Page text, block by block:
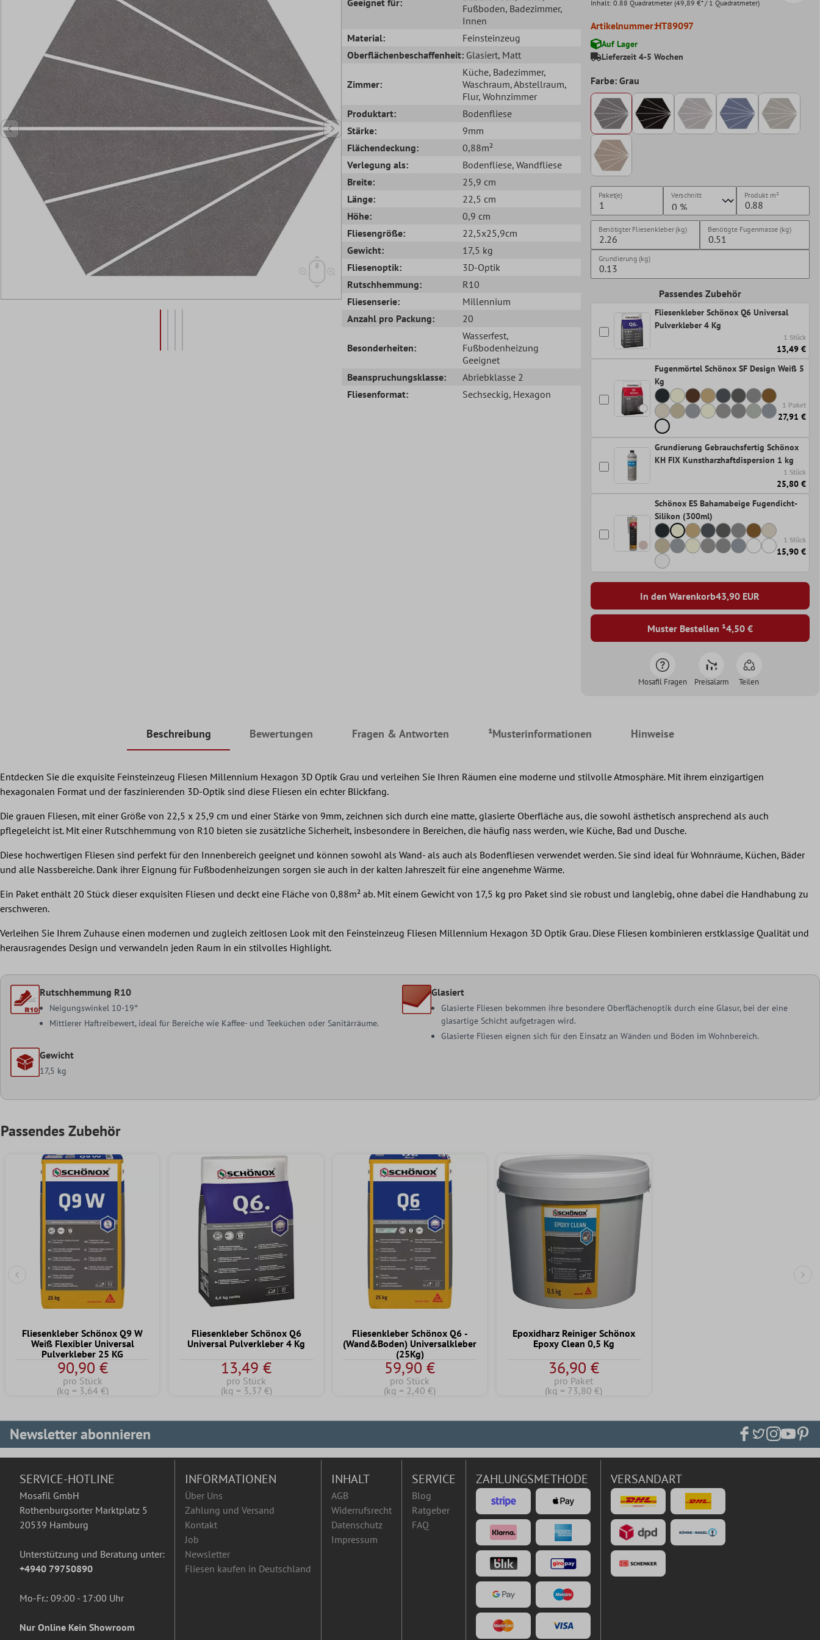
Fußboden, Badezimmer,
Innen
Material:
Feinsteinzeug
Oberflächenbeschaffenheit: Glasiert, Matt
Zimmer:
Küche, Badezimmer,
Waschraum, Abstellraum,
Flur, Wohnzimmer
Produktart:
Bodenfliese
Stärke:
9mm
Flächendeckung:
0,88m²
Verlegung als:
Bodenfliese, Wandfliese
Breite:
25,9 cm
Länge:
22,5 cm
Höhe:
0,9 cm
Fliesengröße:
22,5x25,9cm
Gewicht:
17,5 kg
Fliesenoptik:
3D-Optik
Rutschhemmung:
R10
Fliesenserie:
Millennium
Anzahl pro Packung:
20
Besonderheiten:
Wasserfest,
Fußbodenheizung
Geeignet
Beanspruchungsklasse:
Abriebklasse 2
Fliesenformat:
Sechseckig, Hexagon
Inhalt: 0.88 Quadratmeter (49,89 €* / 1 Quadratmeter)
Artikelnummer:HT89097
Auf Lager
Lieferzeit 4-5 Wochen
Farbe: Grau
Paket(e) Verschnitt Produkt m²
Benötigter Fliesenkleber (kg) Benötigte Fugenmasse (kg)
Grundierung (kg)
Passendes Zubehör
Fliesenkleber Schönox Q6 Universal
Pulverkleber 4 Kg
1 Stück
13,49 €
Fugenmörtel Schönox SF Design Weiß 5
Kg
1 Paket
27,91 €
Grundierung Gebrauchsfertig Schönox
KH FIX Kunstharzhaftdispersion 1 kg
1 Stück
25,80 €
Schönox ES Bahamabeige Fugendicht-
Silikon (300ml)
1 Stück
15,90 €
In den Warenkorb43,90 EUR
Muster Bestellen ¹4,50 €
Mosafil Fragen Preisalarm Teilen
Beschreibung Bewertungen Fragen & Antworten ¹Musterinformationen Hinweise
Entdecken Sie die exquisite Feinsteinzeug Fliesen Millennium Hexagon 3D Optik Grau und verleihen Sie Ihren Räumen eine moderne und stilvolle Atmosphäre. Mit ihrem einzigartigen
hexagonalen Format und der faszinierenden 3D-Optik sind diese Fliesen ein echter Blickfang.
Die grauen Fliesen, mit einer Größe von 22,5 x 25,9 cm und einer Stärke von 9mm, zeichnen sich durch eine matte, glasierte Oberfläche aus, die sowohl ästhetisch ansprechend als auch
pflegeleicht ist. Mit einer Rutschhemmung von R10 bieten sie zusätzliche Sicherheit, insbesondere in Bereichen, die häufig nass werden, wie Küche, Bad und Dusche.
Diese hochwertigen Fliesen sind perfekt für den Innenbereich geeignet und können sowohl als Wand- als auch als Bodenfliesen verwendet werden. Sie sind ideal für Wohnräume, Küchen, Bäder
und alle Nassbereiche. Dank ihrer Eignung für Fußbodenheizungen sorgen sie auch in der kalten Jahreszeit für eine angenehme Wärme.
Ein Paket enthält 20 Stück dieser exquisiten Fliesen und deckt eine Fläche von 0,88m² ab. Mit einem Gewicht von 17,5 kg pro Paket sind sie robust und langlebig, ohne dabei die Handhabung zu
erschweren.
Verleihen Sie Ihrem Zuhause einen modernen und zugleich zeitlosen Look mit den Feinsteinzeug Fliesen Millennium Hexagon 3D Optik Grau. Diese Fliesen kombinieren erstklassige Qualität und
herausragendes Design und verwandeln jeden Raum in ein stilvolles Highlight.
Rutschhemmung R10
Neigungswinkel 10-19°
Mittlerer Haftreibewert, ideal für Bereiche wie Kaffee- und Teeküchen oder Sanitärräume.
Glasiert
Glasierte Fliesen bekommen ihre besondere Oberflächenoptik durch eine Glasur, bei der eine
glasartige Schicht aufgetragen wird.
Glasierte Fliesen eignen sich für den Einsatz an Wänden und Böden im Wohnbereich.
Gewicht
17,5 kg
Passendes Zubehör
Vorherige Folie
Fliesenkleber Schönox Q9 W
Weiß Flexibler Universal
Pulverkleber 25 KG
90,90 €
pro Stück
(kg = 3,64 €)
Fliesenkleber Schönox Q6
Universal Pulverkleber 4 Kg
13,49 €
pro Stück
(kg = 3,37 €)
Fliesenkleber Schönox Q6 -
(Wand&Boden) Universalkleber
(25Kg)
59,90 €
pro Stück
(kg = 2,40 €)
Epoxidharz Reiniger Schönox
Epoxy Clean 0,5 Kg
36,90 €
pro Paket
(kg = 73,80 €)
Newsletter abonnieren
SERVICE-HOTLINE
Mosafil GmbH
Rothenburgsorter Marktplatz 5
20539 Hamburg
Unterstützung und Beratung unter:
+4940 79750890
Mo-Fr.: 09:00 - 17:00 Uhr
Nur Online Kein Showroom
INFORMATIONEN
Über Uns
Zahlung und Versand
Kontakt
Job
Newsletter
Fliesen kaufen in Deutschland
INHALT
AGB
Widerrufsrecht
Datenschutz
Impressum
SERVICE
Blog
Ratgeber
FAQ
ZAHLUNGSMETHODE VERSANDART